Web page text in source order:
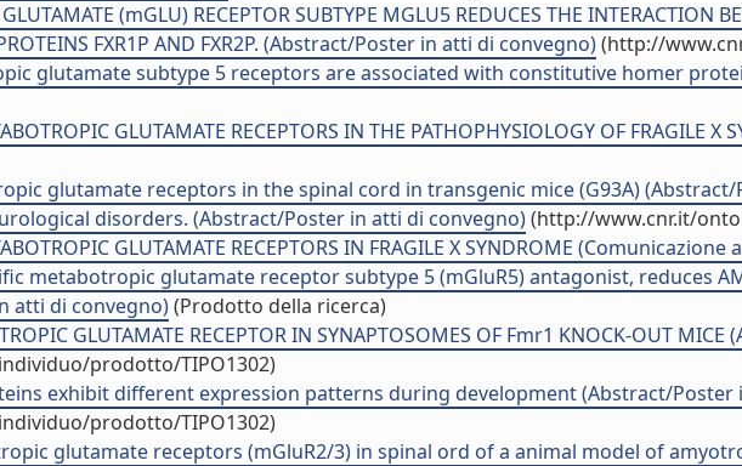
(mGLU) RECEPTOR SUBTYPE MGLU5 REDUCES THE INTERACTION
FXR1P AND FXR2P. (Abstract/Poster in atti di convegno)(http://
glutamate subtype 5 receptors are associated with constitutive homer
GLUTAMATE RECEPTORS IN THE PATHOPHYSIOLOGY OF
glutamate receptors in the spinal cord in transgenic mice (G93A)
disorders. (Abstract/Poster in atti di convegno)(http://www.cnr.it/
GLUTAMATE RECEPTORS IN FRAGILE X SYNDROME
metabotropic glutamate receptor subtype 5 (mGluR5) antagonist, reduces
atti di convegno)(Prodotto della ricerca)
GLUTAMATE RECEPTOR IN SYNAPTOSOMES OF Fmr1 KNOCK-OUT
prodotto/TIPO1302)
exhibit different expression patterns during development (Abstract/Poster
prodotto/TIPO1302)
glutamate receptors (mGluR2/3) in spinal ord of a animal model of